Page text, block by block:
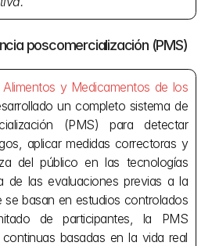
poscomercialización (PMS)
y Medicamentos de los
un completo sistema de
(PMS) para detectar
aplicar medidas correctoras y
del público en las tecnologías
de las evaluaciones previas a la
se basan en estudios controlados
de participantes, la PMS
basadas en la vida real